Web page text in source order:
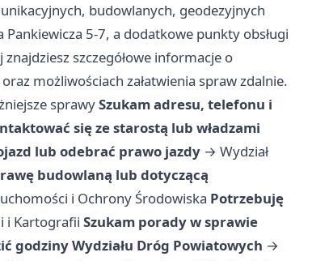
budowlanych, geodezyjnych
5-7, a dodatkowe punkty obsługi
szczegółowe informacje o
możliwościach załatwienia spraw zdalnie.
sprawySzukam adresu, telefonu i
się ze starostą lub władzami
lub odebrać prawo jazdy → Wydział
budowlaną lub dotyczącą
i Ochrony Środowiska Potrzebuję
i Kartografii Szukam porady w sprawie
godziny Wydziału Dróg Powiatowych →